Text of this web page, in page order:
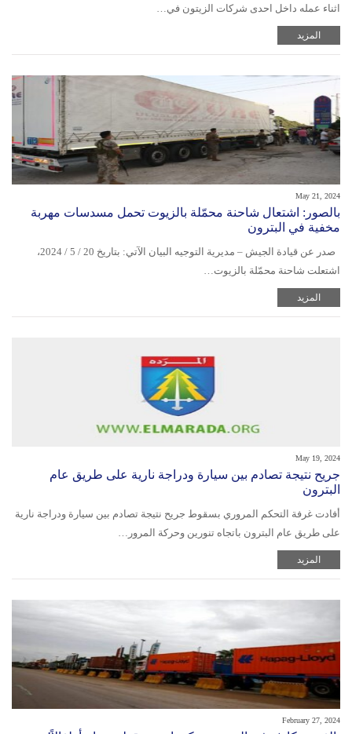
اثناء عمله داخل احدى شركات الزيتون في…
المزيد
May 21, 2024
بالصور: اشتعال شاحنة محمّلة بالزيوت تحمل مسدسات مهربة
مخفية في البترون
صدر عن قيادة الجيش – مديرية التوجيه البيان الآتي: بتاريخ 20 / 5 / 2024،
اشتعلت شاحنة محمّلة بالزيوت…
المزيد
May 19, 2024
جريح نتيجة تصادم بين سيارة ودراجة نارية على طريق عام
البترون
أفادت غرفة التحكم المروري بسقوط جريح نتيجة تصادم بين سيارة ودراجة نارية
على طريق عام البترون باتجاه تنورين وحركة المرور…
المزيد
February 27, 2024